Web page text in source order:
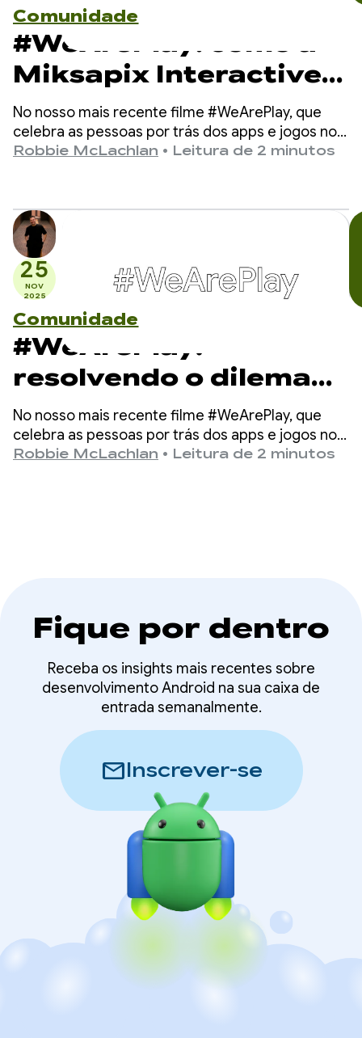
Comunidade
#WeArePlay: como a
Miksapix Interactive
está levando a
mitologia sámi antiga
para gamers do
No nosso mais recente filme #WeArePlay, que
celebra as pessoas por trás dos apps e jogos no
Google Play, conhecemos Mikkel, fundador e CEO
Robbie McLachlan • Leitura de 2 minutos
25
NOV
2025
Comunidade
#WeArePlay:
resolvendo o dilema
do jantar: como o
DELISH KITCHEN
capacita 13 milhões de
No nosso mais recente filme #WeArePlay, que
celebra as pessoas por trás dos apps e jogos no
Google Play, conhecemos Chiharu, uma das
Robbie McLachlan • Leitura de 2 minutos
Fique por dentro
Receba os insights mais recentes sobre
desenvolvimento Android na sua caixa de
entrada semanalmente.
mailInscrever-se